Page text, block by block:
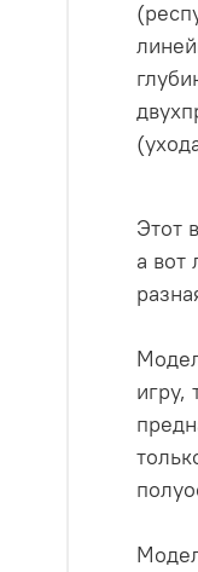
Этот
а вот
игру,